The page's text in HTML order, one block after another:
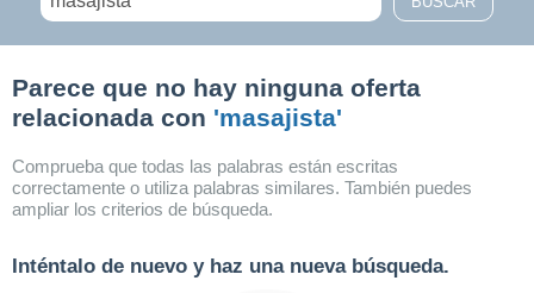
Parece que no hay ninguna oferta
relacionada con 'masajista'
Comprueba que todas las palabras están escritas
correctamente o utiliza palabras similares. También puedes
ampliar los criterios de búsqueda.
Inténtalo de nuevo y haz una nueva búsqueda.